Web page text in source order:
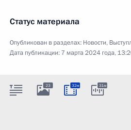
Статус материала
Опубликован в разделах: Новости,
Дата публикации: 7 марта 2024 года,
23 32м 31м